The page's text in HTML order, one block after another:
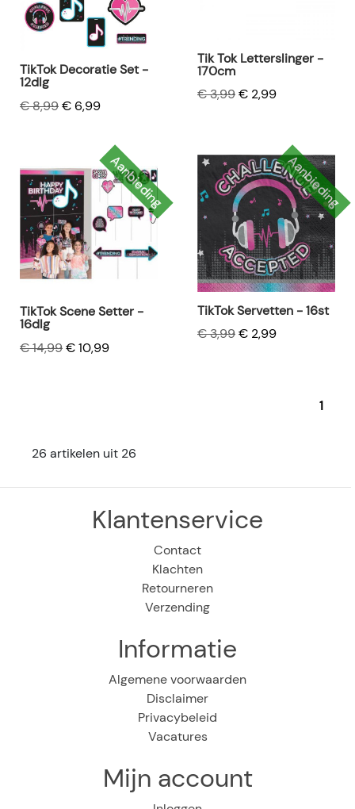
TikTok Decoratie Set -
12dlg
€ 8,99€ 6,99
Tik Tok Letterslinger -
170cm
€ 3,99€ 2,99
Aanbieding
TikTok Scene Setter -
16dlg
€ 14,99€ 10,99
Aanbieding
TikTok Servetten - 16st
€ 3,99€ 2,99
1
26 artikelen uit 26
Klantenservice
Contact
Klachten
Retourneren
Verzending
Informatie
Algemene voorwaarden
Disclaimer
Privacybeleid
Vacatures
Mijn account